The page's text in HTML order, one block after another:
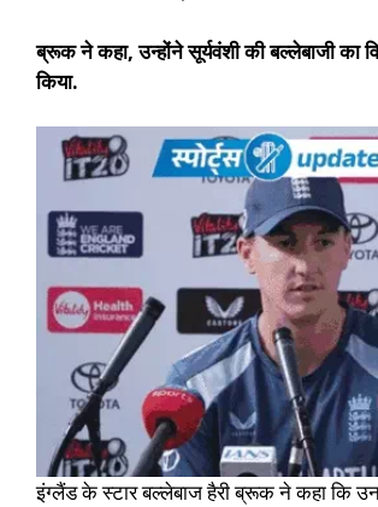
ब्रूक ने कहा, उन्होंने सूर्यवंशी की बल्लेबाजी का
किया.
इंग्लैंड के स्टार बल्लेबाज हैरी ब्रूक ने कहा कि